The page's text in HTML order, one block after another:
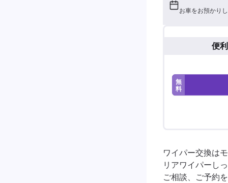
お車をお預かり
便
無
料
ワイパー交換は
リアワイパーし
ご相談、ご予約